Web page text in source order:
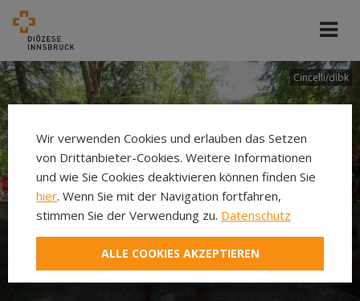
Cincelli/dibk
Neuer Pilgerweg Via
Laudato si’
Wir verwenden Cookies und erlauben das Setzen
von Drittanbieter-Cookies. Weitere Informationen
und wie Sie Cookies deaktivieren können finden Sie
hier. Wenn Sie mit der Navigation fortfahren,
stimmen Sie der Verwendung zu. Datenschutz
ALLE COOKIES AKZEPTIEREN